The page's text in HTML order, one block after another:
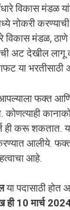
विकास मंडळ
नोकरी
विकास मंडळ,
अट देखील लागू
या भरतीसाठी
आपल्याला फक्त
ही करू शकतात.
आलीये.
आहे.
या पदासाठी होत
ही 10 मार्च